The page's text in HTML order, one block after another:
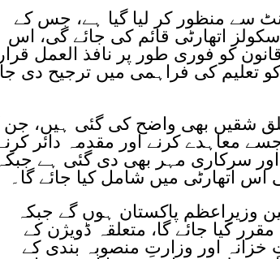
سکولز اتھارٹی ایکٹ 2025 پارلیمنٹ سے منظور کر لیا گیا ہے، جس کے
اتھارٹی قائم کی جائے گی، اس
قانون کو فوری طور پر نافذ العمل قرار
تعلیم کی فراہمی میں ترجیح دی
شقیں بھی واضح کی گئی ہیں، جن
معاہدے کرنے اور مقدمہ دائر
اور سرکاری مہر بھی دی گئی ہے جبکہ
اتھارٹی میں شامل کیا جائے گا۔
وزیرِاعظم پاکستان ہوں گے جبکہ
کیا جائے گا، متعلقہ ڈویژن کے
اور وزارتِ منصوبہ بندی کے